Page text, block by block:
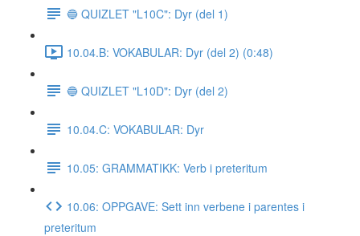
🔵 QUIZLET "L10C": Dyr (del 1)
10.04.B: VOKABULAR: Dyr (del 2) (0:48)
🔵 QUIZLET "L10D": Dyr (del 2)
10.04.C: VOKABULAR: Dyr
10.05: GRAMMATIKK: Verb i preteritum
10.06: OPPGAVE: Sett inn verbene i parentes i
preteritum